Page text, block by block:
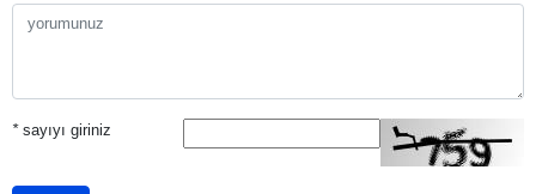
*sayıyı giriniz